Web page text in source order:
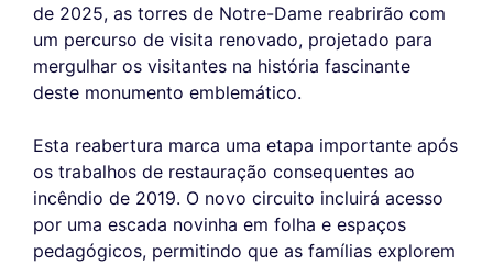
de 2025, as torres de Notre-Dame reabrirão com
um percurso de visita renovado, projetado para
mergulhar os visitantes na história fascinante
deste monumento emblemático.
Esta reabertura marca uma etapa importante após
os trabalhos de restauração consequentes ao
incêndio de 2019. O novo circuito incluirá acesso
por uma escada novinha em folha e espaços
pedagógicos, permitindo que as famílias explorem